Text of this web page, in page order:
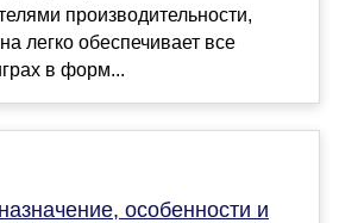
производительности,
легко обеспечивает все
в форм...
особенности и